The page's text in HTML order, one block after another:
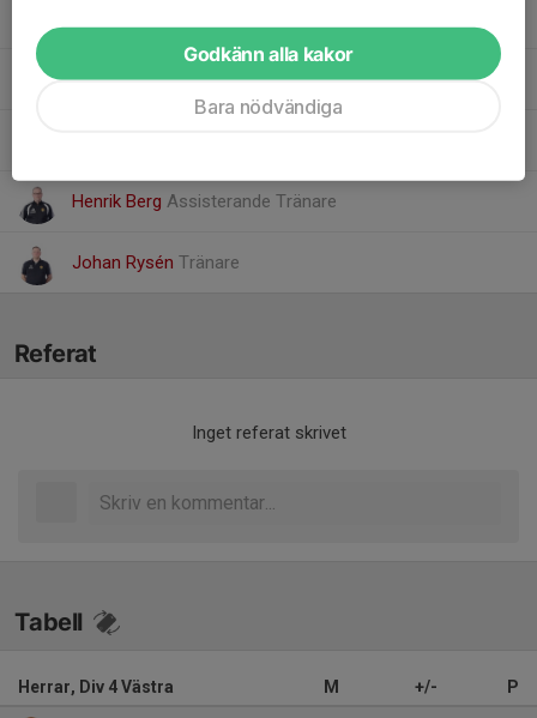
Anette LarssonFysioterapeut
Henrik Berg Assisterande Tränare
Johan Rysén Tränare
Referat
Inget referat skrivet
Tabell
Herrar, Div 4 Västra M +/- P
Godkänn alla kakor
Bara nödvändiga